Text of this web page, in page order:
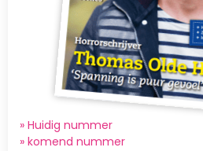
» Huidig nummer
» komend nummer